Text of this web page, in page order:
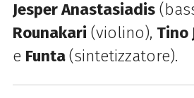
Jesper Anastasiadis
Rounakari (violino), Tino
e Funta(sintetizzatore).